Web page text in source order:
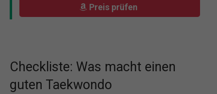
Preis prüfen
Checkliste: Was macht einen
guten Taekwondo